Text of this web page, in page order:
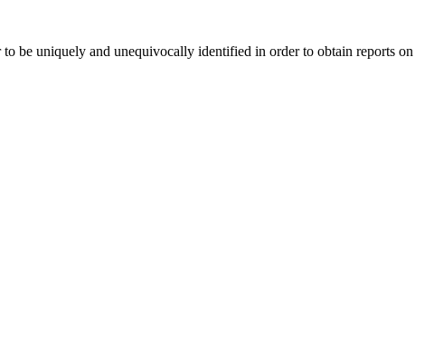
be uniquely and unequivocally identified in order to obtain reports on